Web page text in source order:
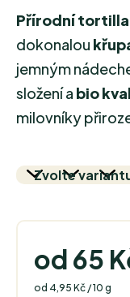
Přírodní
dokonalou
jemným
složení a bio
milovníky
od 65
Měrná cena:
od 4,95 Kč / 10 g